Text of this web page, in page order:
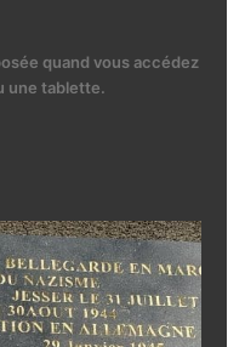
quand vous accédez
une tablette.